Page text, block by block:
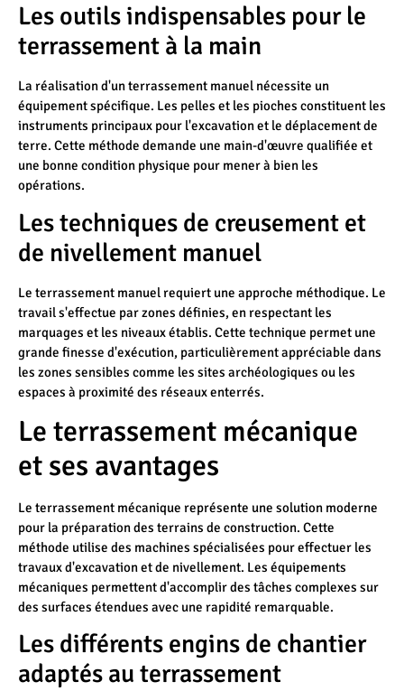
Les outils indispensables pour le
terrassement à la main
La réalisation d'un terrassement manuel nécessite un
équipement spécifique. Les pelles et les pioches constituent les
instruments principaux pour l'excavation et le déplacement de
terre. Cette méthode demande une main-d'œuvre qualifiée et
une bonne condition physique pour mener à bien les
opérations.
Les techniques de creusement et
de nivellement manuel
Le terrassement manuel requiert une approche méthodique. Le
travail s'effectue par zones définies, en respectant les
marquages et les niveaux établis. Cette technique permet une
grande finesse d'exécution, particulièrement appréciable dans
les zones sensibles comme les sites archéologiques ou les
espaces à proximité des réseaux enterrés.
Le terrassement mécanique
et ses avantages
Le terrassement mécanique représente une solution moderne
pour la préparation des terrains de construction. Cette
méthode utilise des machines spécialisées pour effectuer les
travaux d'excavation et de nivellement. Les équipements
mécaniques permettent d'accomplir des tâches complexes sur
des surfaces étendues avec une rapidité remarquable.
Les différents engins de chantier
adaptés au terrassement